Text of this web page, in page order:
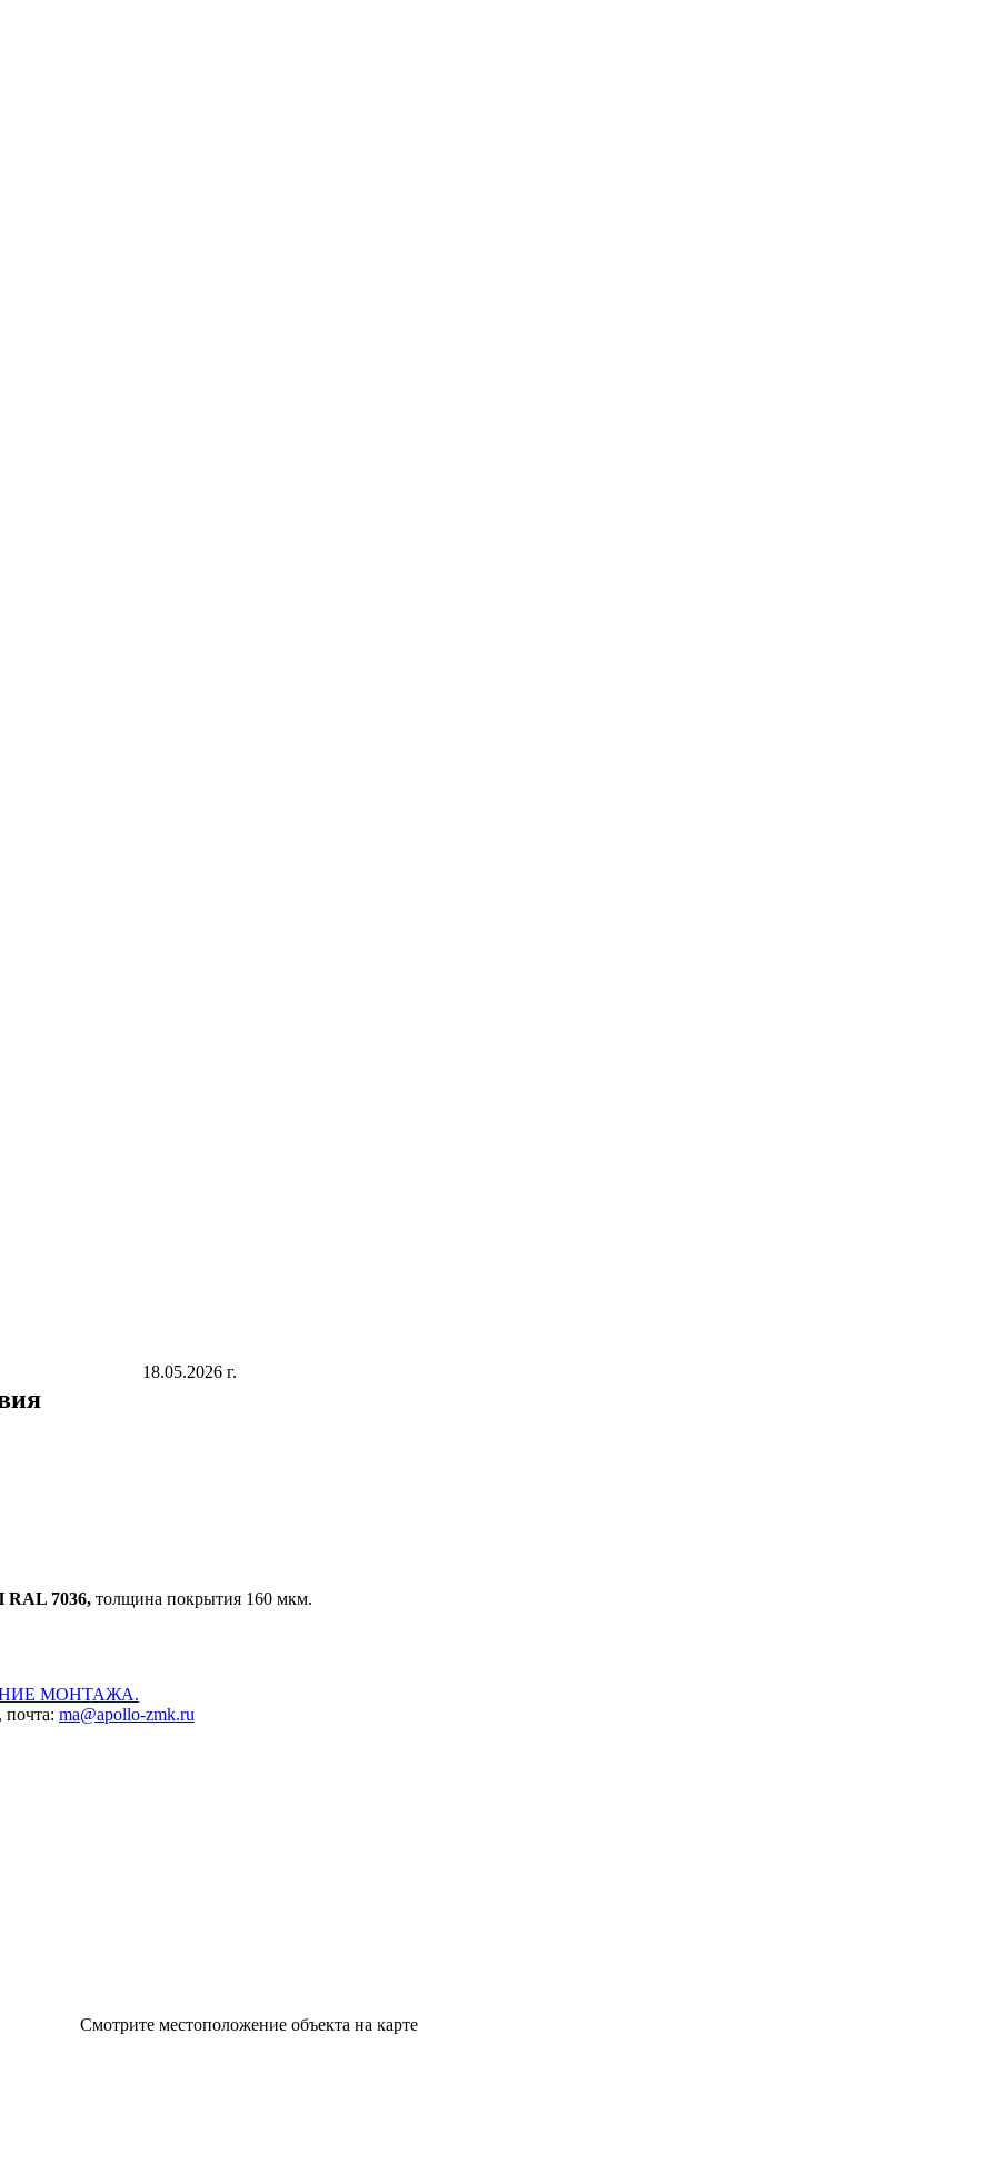
18.05.2026 г.
RAL 7036, толщина покрытия 160 мкм.
МОНТАЖА.
, почта: ma@apollo-zmk.ru
Смотрите местоположение объекта на карте